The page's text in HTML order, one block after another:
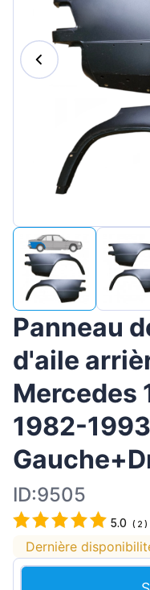
Panneau
d'aile
Mercedes
1982-
ID:9505
5.0 ( 2 )
Dernière